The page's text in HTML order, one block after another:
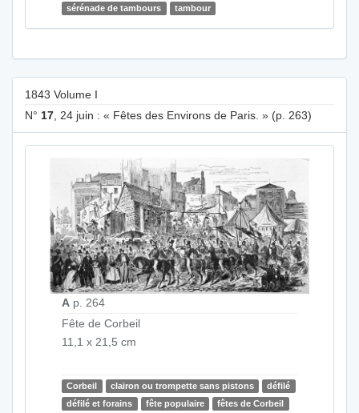
sérénade de tambours
tambour
1843 Volume I
N° 17 , 24 juin : « Fêtes des Environs de Paris. » (p. 263)
A p. 264
Fête de Corbeil
11,1 x 21,5 cm
Corbeil clairon ou trompette sans pistons
défilé
défilé et forains
fête populaire
fêtes de Corbeil